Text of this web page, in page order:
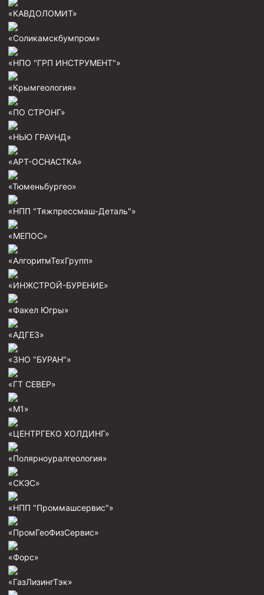
Пробки цементировочные
Скребки корончатые СК и тросовые СТ
Башмаки колонные
Инструмент для бурения и КРС (ловильный, аварийный)
Перья для резки кабеля
Шаблоны колонные
Пауки механические
Желонки
Ерши механические
Удочки ловильные
Труболовки
Шламометаллоуловитель ШМУ
Фрезеры стартово-оконные
Печати свинцовые
Калибраторы расширители
Райберы конусные
Фрезеры кольцевые
«КАВДОЛОМИТ»
«Соликамскбумпром»
«НПО "ГРП ИНСТРУМЕНТ"»
«Крымгеология»
«ПО СТРОНГ»
«НЬЮ ГРАУНД»
«АРТ-ОСНАСТКА»
«Тюменьбургео»
«НПП "Тяжпрессмаш-Деталь"»
«МЕПОС»
«АлгоритмТехГрупп»
«ИНЖСТРОЙ-БУРЕНИЕ»
«Факел Югры»
«АДГЕЗ»
«ЗНО "БУРАН"»
«ГТ СЕВЕР»
«М1»
«ЦЕНТРГЕКО ХОЛДИНГ»
«Полярноуралгеология»
«СКЭС»
«НПП "Проммашсервис"»
«ПромГеоФизСервис»
«Форс»
«ГазЛизингТэк»